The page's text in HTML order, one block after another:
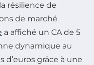
résilience de
de marché
a affiché un CA de 5
dynamique au
d’euros grâce à une